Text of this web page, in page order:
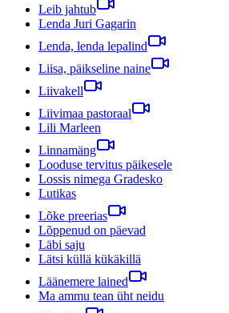
Leib jahtub
Lenda Juri Gagarin
Lenda, lenda lepalind
Liisa, päikseline naine
Liivakell
Liivimaa pastoraal
Lili Marleen
Linnamäng
Looduse tervitus päikesele
Lossis nimega Gradesko
Lutikas
Lõke preerias
Lõppenud on päevad
Läbi saju
Lätsi küllä kükäkillä
Läänemere lained
Ma ammu tean üht neidu